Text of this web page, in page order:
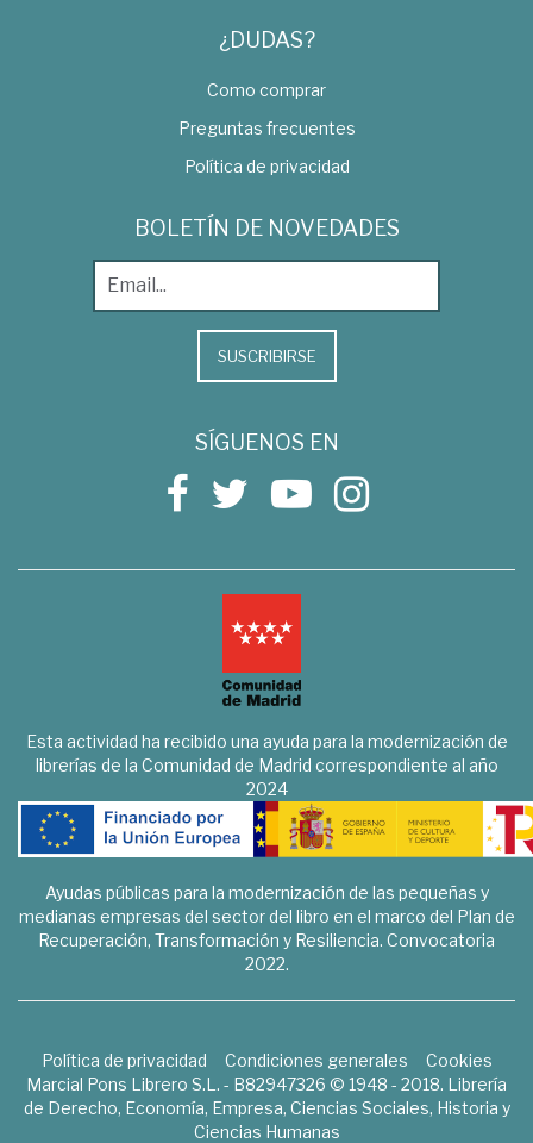
¿DUDAS?
Como comprar
Preguntas frecuentes
Política de privacidad
BOLETÍN DE NOVEDADES
SUSCRIBIRSE
SÍGUENOS EN
Esta actividad ha recibido una ayuda para la modernización de
librerías de la Comunidad de Madrid correspondiente al año
2024
Ayudas públicas para la modernización de las pequeñas y
medianas empresas del sector del libro en el marco del Plan de
Recuperación, Transformación y Resiliencia. Convocatoria
2022.
Política de privacidad Condiciones generales
Cookies
Marcial Pons Librero S.L. - B82947326 © 1948 - 2018. Librería
de Derecho, Economía, Empresa, Ciencias Sociales, Historia y
Ciencias Humanas